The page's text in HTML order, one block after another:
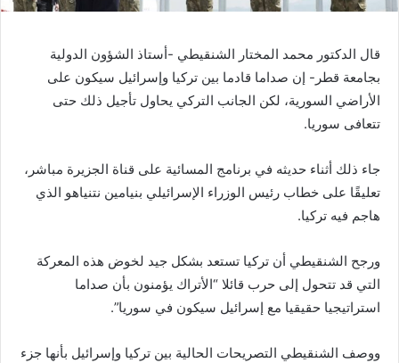
قال الدكتور محمد المختار الشنقيطي -أستاذ الشؤون الدولية
بجامعة قطر- إن صداما قادما بين تركيا وإسرائيل سيكون على
الأراضي السورية، لكن الجانب التركي يحاول تأجيل ذلك حتى
تتعافى سوريا.
جاء ذلك أثناء حديثه في برنامج المسائية على قناة الجزيرة مباشر،
تعليقًا على خطاب رئيس الوزراء الإسرائيلي بنيامين نتنياهو الذي
هاجم فيه تركيا.
ورجح الشنقيطي أن تركيا تستعد بشكل جيد لخوض هذه المعركة
التي قد تتحول إلى حرب قائلا “الأتراك يؤمنون بأن صداما
استراتيجيا حقيقيا مع إسرائيل سيكون في سوريا”.
ووصف الشنقيطي التصريحات الحالية بين تركيا وإسرائيل بأنها جزء